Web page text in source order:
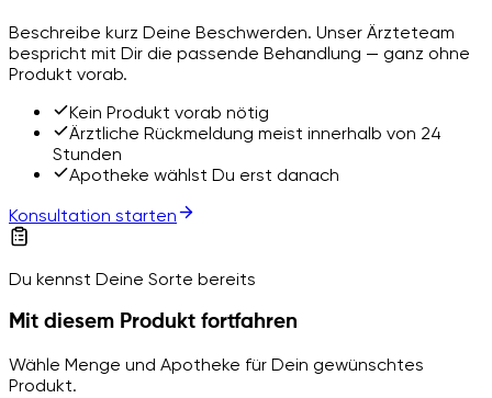
Beschreibe kurz Deine Beschwerden. Unser Ärzteteam
bespricht mit Dir die passende Behandlung — ganz ohne
Produkt vorab.
Kein Produkt vorab nötig
Ärztliche Rückmeldung meist innerhalb von 24
Stunden
Apotheke wählst Du erst danach
Konsultation starten
Du kennst Deine Sorte bereits
Mit diesem Produkt fortfahren
Wähle Menge und Apotheke für Dein gewünschtes
Produkt.